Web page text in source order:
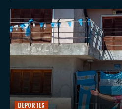
DEPORTES